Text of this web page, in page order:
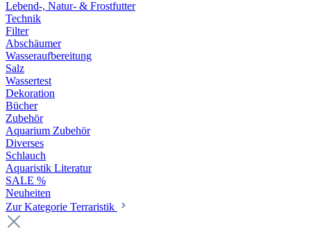
Lebend-, Natur- & Frostfutter
Technik
Filter
Abschäumer
Wasseraufbereitung
Salz
Wassertest
Dekoration
Bücher
Zubehör
Aquarium Zubehör
Diverses
Schlauch
Aquaristik Literatur
SALE %
Neuheiten
Zur Kategorie Terraristik